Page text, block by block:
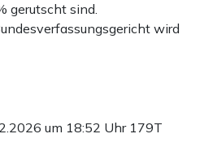
gerutscht sind.
wird
um 18:52 Uhr 179T